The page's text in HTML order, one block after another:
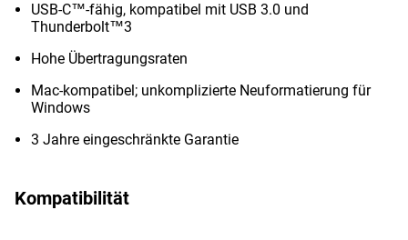
USB-C™-fähig, kompatibel mit USB 3.0 und
Thunderbolt™3
Hohe Übertragungsraten
Mac-kompatibel; unkomplizierte Neuformatierung für
Windows
3 Jahre eingeschränkte Garantie
Kompatibilität